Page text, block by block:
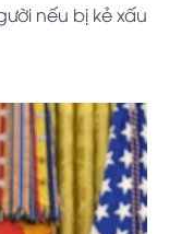
nếu bị kẻ xấu